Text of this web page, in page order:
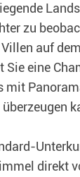
zu
auf
Sie eine
mit
überzeugen
direkt